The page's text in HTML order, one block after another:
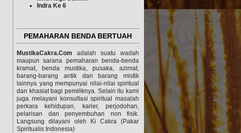
Indra Ke 6
PEMAHARAN BENDA BERTUAH
MustikaCakra.Com adalah suatu wadah
maupun sarana pemaharan benda-benda
kramat, benda mustika, pusaka, azimat,
barang-barang antik dan barang mistik
lainnya yang mempunyai nilai-nilai spiritual
dan khasiat bagi pemiliknya. Selain itu kami
juga melayani konsultasi spiritual masalah
perkara kehidupan, karier, perjodohan,
pelarisan dan penyembuhan non fisik.
Langsung dilayani oleh Ki Cakra (Pakar
Spiritualis Indonesia)